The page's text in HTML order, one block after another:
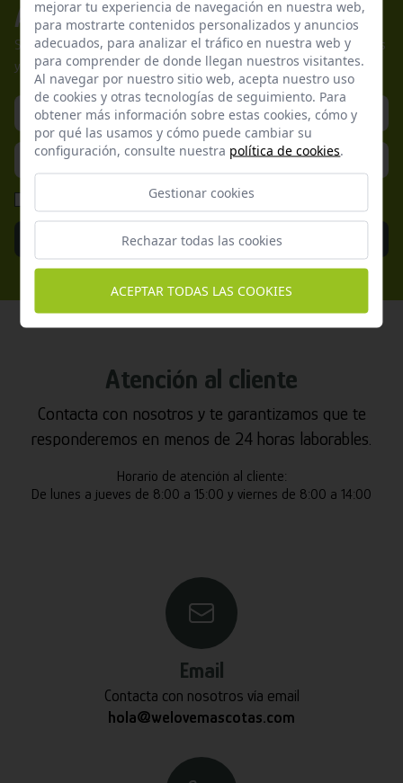
Apúntate a nuestros boletines
Suscríbete a nuestra newsletter y no te pierdas nuestras ofertas
y promociones exclusivas.
He leído y acepto laPolítica de Privacidad
Enviar
Atención al cliente
Contacta con nosotros y te garantizamos que te
responderemos en menos de 24 horas laborables.
Horario de atención al cliente:
De lunes a jueves de 8:00 a 15:00 y viernes de 8:00 a 14:00
Email
Contacta con nosotros vía email
hola@welovemascotas.com
mejorar tu experiencia de navegación en nuestra web,
para mostrarte contenidos personalizados y anuncios
adecuados, para analizar el tráfico en nuestra web y
para comprender de donde llegan nuestros visitantes.
Al navegar por nuestro sitio web, acepta nuestro uso
de cookies y otras tecnologías de seguimiento. Para
obtener más información sobre estas cookies, cómo y
por qué las usamos y cómo puede cambiar su
configuración, consulte nuestra política de cookies.
Gestionar cookies
Rechazar todas las cookies
ACEPTAR TODAS LAS COOKIES